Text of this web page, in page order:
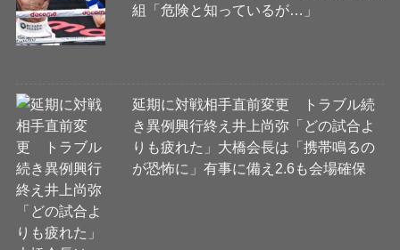
組「危険と知っているが…」
延期に対戦相手直前変更 トラブル続
き異例興行終え井上尚弥「どの試合よ
りも疲れた」大橋会長は「携帯鳴るの
が恐怖に」有事に備え2.6も会場確保